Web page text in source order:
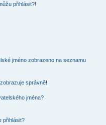
přihlásit?!
jméno zobrazeno na seznamu
správně!
jména?
přihlásit?